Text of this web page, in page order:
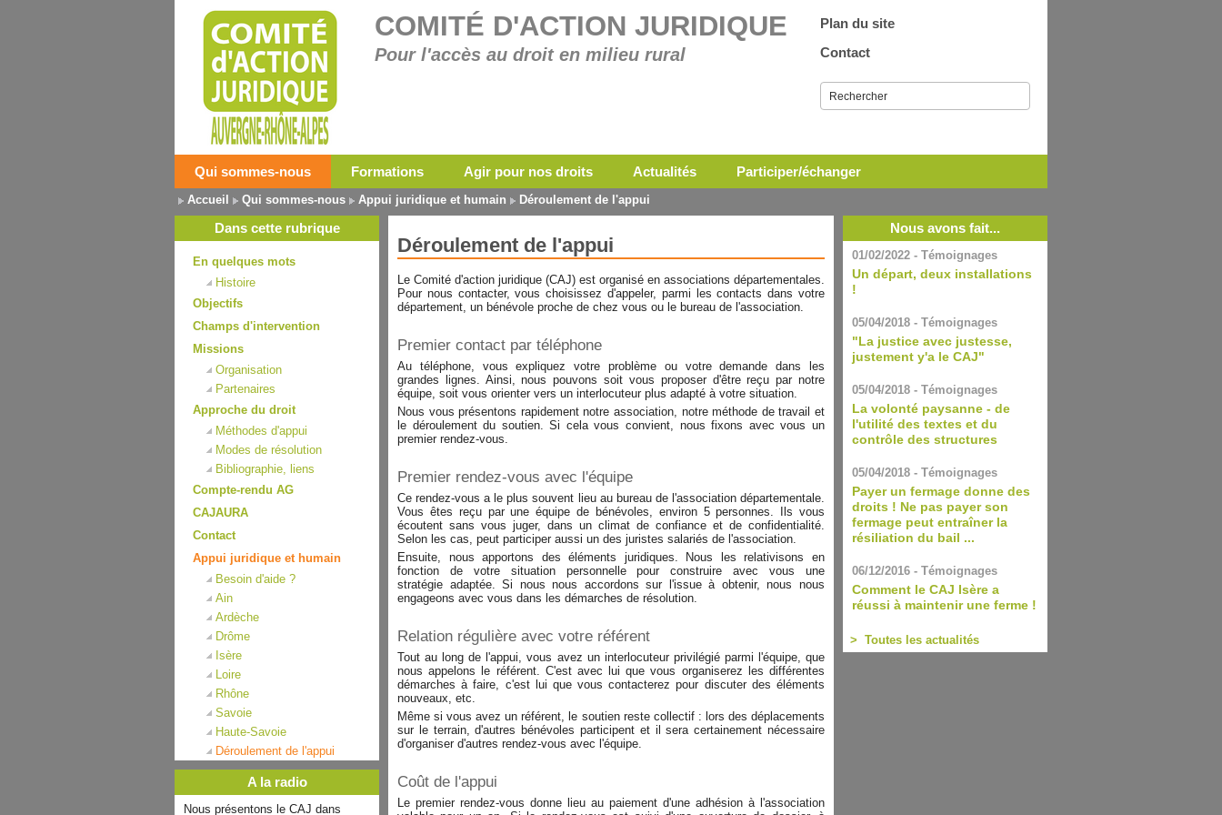
COMITÉ D'ACTION JURIDIQUE
Pour l'accès au droit en milieu rural
Plan du site
Contact
Qui sommes-nous Formations Agir pour nos droits Actualités Participer/échanger
Accueil Qui sommes-nous Appui juridique et humain Déroulement de l'appui
Dans cette rubrique
En quelques mots
Histoire
Objectifs
Champs d'intervention
Missions
Organisation
Partenaires
Approche du droit
Méthodes d'appui
Modes de résolution
Bibliographie, liens
Compte-rendu AG
CAJAURA
Contact
Appui juridique et humain
Besoin d'aide ?
Ain
Ardèche
Drôme
Isère
Loire
Rhône
Savoie
Haute-Savoie
Déroulement de l'appui
A la radio
Nous présentons le CAJ dans
Déroulement de l'appui
Le Comité d'action juridique (CAJ) est organisé en associations départementales.
Pour nous contacter, vous choisissez d'appeler, parmi les contacts dans votre
département, un bénévole proche de chez vous ou le bureau de l'association.
Premier contact par téléphone
Au téléphone, vous expliquez votre problème ou votre demande dans les
grandes lignes. Ainsi, nous pouvons soit vous proposer d'être reçu par notre
équipe, soit vous orienter vers un interlocuteur plus adapté à votre situation.
Nous vous présentons rapidement notre association, notre méthode de travail et
le déroulement du soutien. Si cela vous convient, nous fixons avec vous un
premier rendez-vous.
Premier rendez-vous avec l'équipe
Ce rendez-vous a le plus souvent lieu au bureau de l'association départementale.
Vous êtes reçu par une équipe de bénévoles, environ 5 personnes. Ils vous
écoutent sans vous juger, dans un climat de confiance et de confidentialité.
Selon les cas, peut participer aussi un des juristes salariés de l'association.
Ensuite, nous apportons des éléments juridiques. Nous les relativisons en
fonction de votre situation personnelle pour construire avec vous une
stratégie adaptée. Si nous nous accordons sur l'issue à obtenir, nous nous
engageons avec vous dans les démarches de résolution.
Relation régulière avec votre référent
Tout au long de l'appui, vous avez un interlocuteur privilégié parmi l'équipe, que
nous appelons le référent. C'est avec lui que vous organiserez les différentes
démarches à faire, c'est lui que vous contacterez pour discuter des éléments
nouveaux, etc.
Même si vous avez un référent, le soutien reste collectif : lors des déplacements
sur le terrain, d'autres bénévoles participent et il sera certainement nécessaire
d'organiser d'autres rendez-vous avec l'équipe.
Coût de l'appui
Le premier rendez-vous donne lieu au paiement d'une adhésion à l'association
Nous avons fait...
01/02/2022 - Témoignages
Un départ, deux installations
!
05/04/2018 - Témoignages
"La justice avec justesse,
justement y'a le CAJ"
05/04/2018 - Témoignages
La volonté paysanne - de
l'utilité des textes et du
contrôle des structures
05/04/2018 - Témoignages
Payer un fermage donne des
droits ! Ne pas payer son
fermage peut entraîner la
résiliation du bail ...
06/12/2016 - Témoignages
Comment le CAJ Isère a
réussi à maintenir une ferme !
> Toutes les actualités